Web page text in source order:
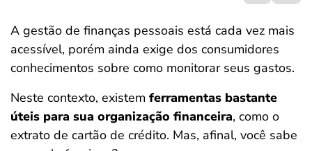
A gestão de finanças pessoais está cada vez mais
acessível, porém ainda exige dos consumidores
conhecimentos sobre como monitorar seus gastos.
Neste contexto, existem ferramentas bastante
úteis para sua organização financeira, como o
extrato de cartão de crédito. Mas, afinal, você sabe